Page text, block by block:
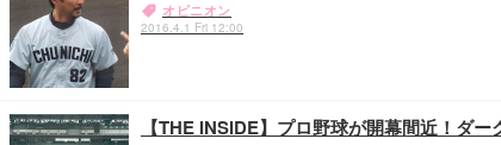
オピニオン
2016.4.1 Fri 12:00
【THE INSIDE】プロ野球が開幕間近！ダ